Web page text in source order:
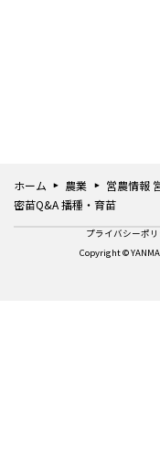
ホーム 農業 営農情報
密苗Q&A 播種・育苗
Copyright ©
プライバシーポ